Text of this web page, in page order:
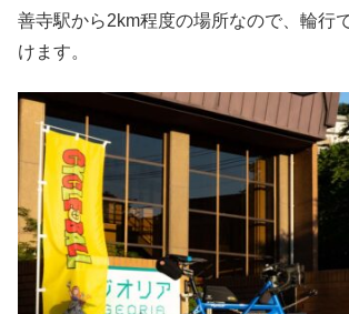
善寺駅から2km程度の場所なので、輪行
けます。